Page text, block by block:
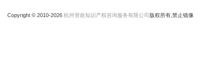
Copyright © 2010-2026 杭州资政知识产权咨询服务有限公司 版权所有,禁止镜像